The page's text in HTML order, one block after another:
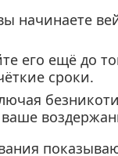
начинаете
его ещё до
сроки.